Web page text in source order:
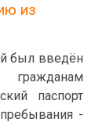
из
был введён
гражданам
паспорт
-